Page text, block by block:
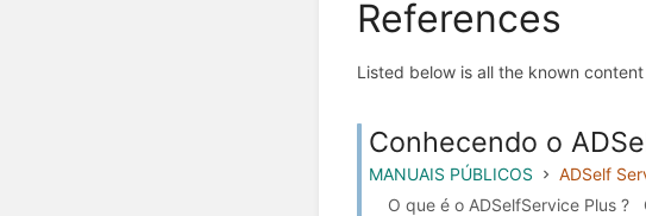
References
Listed below is all the known
Conhecendo o
MANUAIS PÚBLICOS
ADSelf
O que é o ADSelfService Plus ?